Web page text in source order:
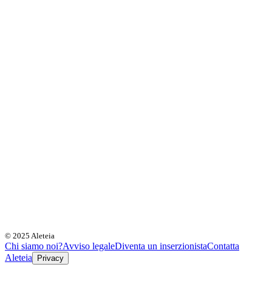
© 2025 Aleteia
Chi siamo noi?Avviso legaleDiventa un inserzionistaContatta
Aleteia
Privacy